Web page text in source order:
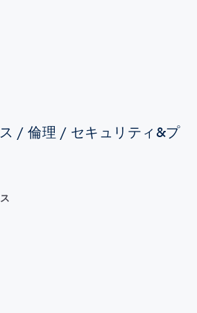
/ 倫理 / セキュリティ&プ